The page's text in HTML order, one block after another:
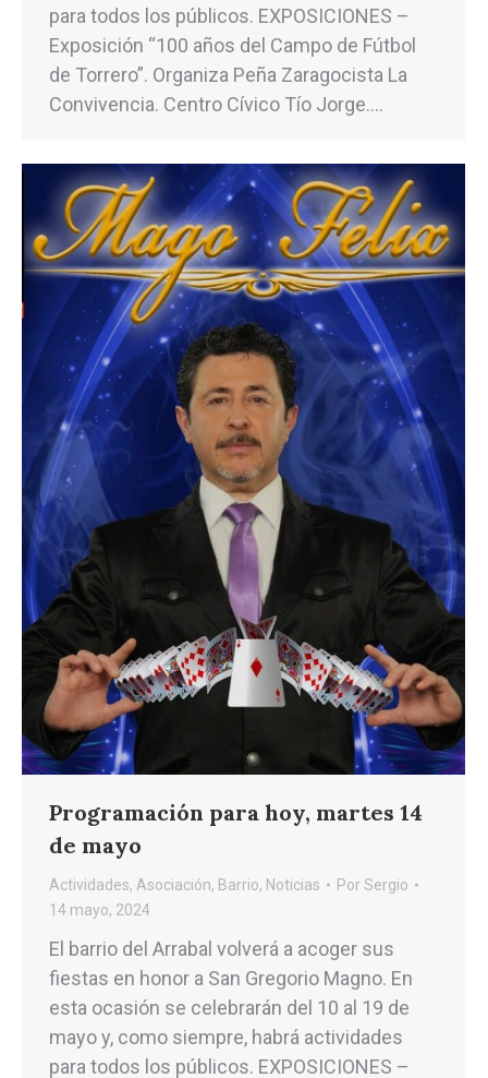
para todos los públicos. EXPOSICIONES –
Exposición “100 años del Campo de Fútbol
de Torrero”. Organiza Peña Zaragocista La
Convivencia. Centro Cívico Tío Jorge.…
Programación para hoy, martes 14
de mayo
Actividades, Asociación, Barrio, Noticias PorSergio
14 mayo, 2024
El barrio del Arrabal volverá a acoger sus
fiestas en honor a San Gregorio Magno. En
esta ocasión se celebrarán del 10 al 19 de
mayo y, como siempre, habrá actividades
para todos los públicos. EXPOSICIONES –